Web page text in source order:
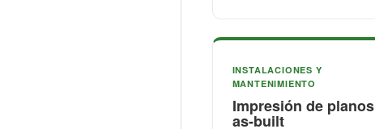
INSTALACIONES Y
MANTENIMIENTO
Impresión de planos
as-built